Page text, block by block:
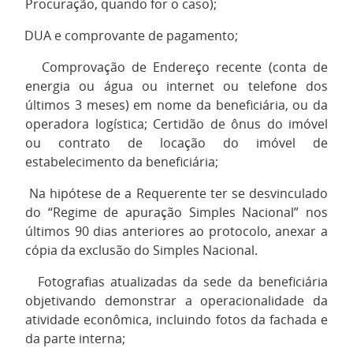
Procuração, quando for o caso);
DUA e comprovante de pagamento;
Comprovação de Endereço recente (conta de
energia ou água ou internet ou telefone dos
últimos 3 meses) em nome da beneficiária, ou da
operadora logística; Certidão de ônus do imóvel
ou contrato de locação do imóvel de
estabelecimento da beneficiária;
Na hipótese de a Requerente ter se desvinculado
do “Regime de apuração Simples Nacional” nos
últimos 90 dias anteriores ao protocolo, anexar a
cópia da exclusão do Simples Nacional.
Fotografias atualizadas da sede da beneficiária
objetivando demonstrar a operacionalidade da
atividade econômica, incluindo fotos da fachada e
da parte interna;